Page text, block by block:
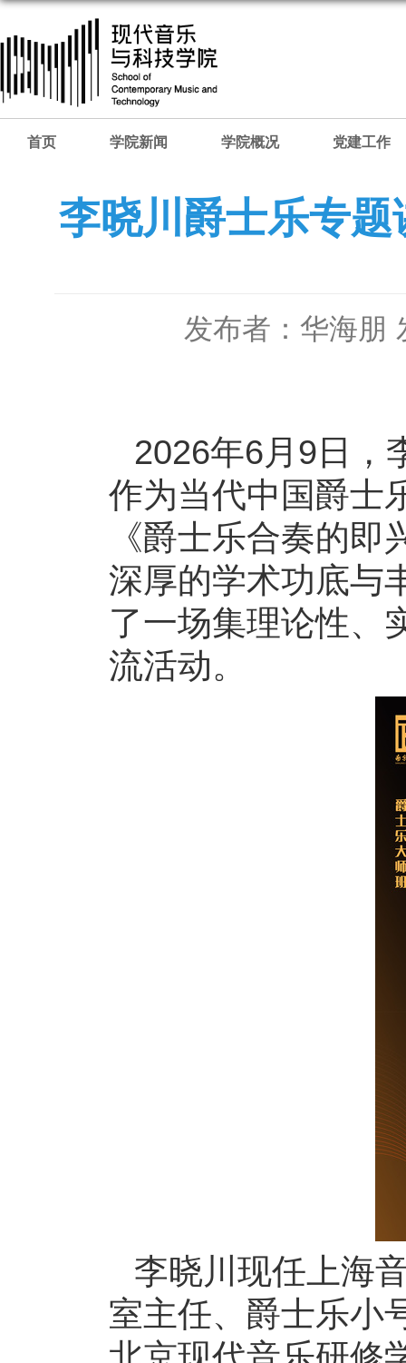
首页 学院新闻 学院概况 党建工作
李晓川爵士乐专
发布者：华海朋
2026年6月9日，
作为当代中国爵士
《爵士乐合奏的
深厚的学术功底与
了一场集理论性、
流活动。
李晓川现任上海
室主任、爵士乐小